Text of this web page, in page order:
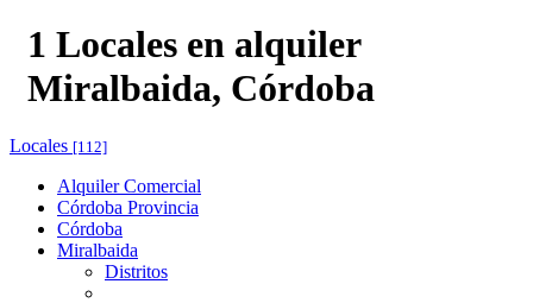
1 Locales en alquiler
Miralbaida, Córdoba
Locales [112]
Alquiler Comercial
Córdoba Provincia
Córdoba
Miralbaida
Distritos